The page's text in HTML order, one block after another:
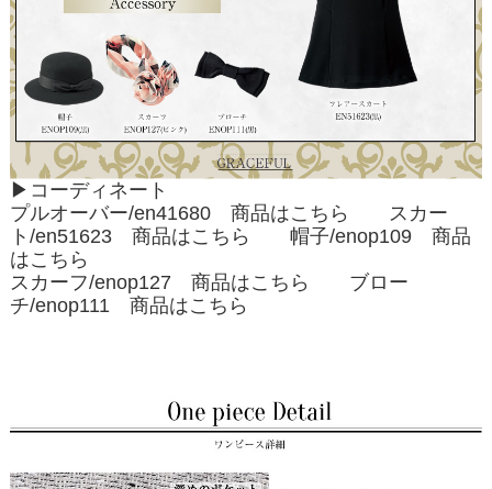
▶コーディネート
プルオーバー/en41680 商品はこちら
スカー
ト/en51623 商品はこちら 帽子/enop109 商品
はこちら
スカーフ/enop127 商品はこちら
ブロー
チ/enop111 商品はこちら